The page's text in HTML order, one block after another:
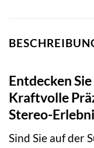
Entdecken
Kraftvolle
Stereo-
Sind Sie auf der